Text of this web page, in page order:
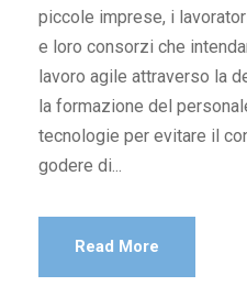
piccole imprese, i
e loro consorzi che
lavoro agile attraverso la
la formazione del
tecnologie per evitare il
godere di...
Read More